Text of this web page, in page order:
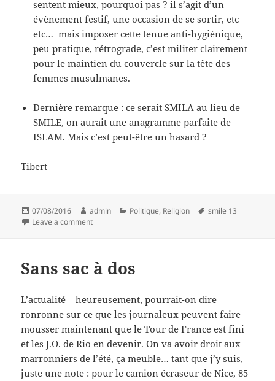
sentent mieux, pourquoi pas ? il s’agit d’un
évènement festif, une occasion de se sortir, etc
etc… mais imposer cette tenue anti-hygiénique,
peu pratique, rétrograde, c’est militer clairement
pour le maintien du couvercle sur la tête des
femmes musulmanes.
Dernière remarque : ce serait SMILA au lieu de
SMILE, on aurait une anagramme parfaite de
ISLAM. Mais c’est peut-être un hasard ?
Tibert
Posted
on
07/08/2016 Author
admin Categories
Politique, Religion Tags
smile 13
Leave a commenton Quand un E vaut pour un A
Sans sac à dos
L’actualité – heureusement, pourrait-on dire –
ronronne sur ce que les journaleux peuvent faire
mousser maintenant que le Tour de France est fini
et les J.O. de Rio en devenir. On va avoir droit aux
marronniers de l’été, ça meuble… tant que j’y suis,
juste une note : pour le camion écraseur de Nice, 85